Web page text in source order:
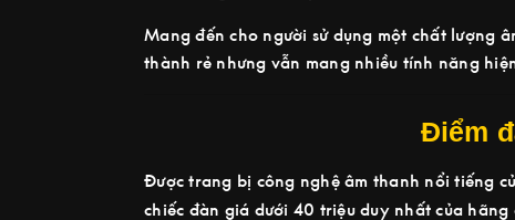
Mang đến cho người sử dụng một chất lượng
thành rẻ nhưng vẫn mang nhiều tính năng
Điểm
Được trang bị công nghệ âm thanh nổi tiếng
chiếc đàn giá dưới 40 triệu duy nhất của